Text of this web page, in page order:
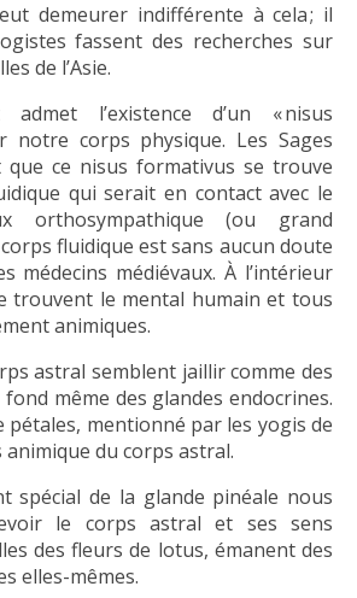
demeurer indifférente à cela ; il
fassent des recherches sur
de l’Asie.
admet l’existence d’un « nisus
notre corps physique. Les Sages
ce nisus formativus se trouve
qui serait en contact avec le
orthosympathique (ou grand
fluidique est sans aucun doute
médecins médiévaux. À l’intérieur
trouvent le mental humain et tous
animiques.
astral semblent jaillir comme des
même des glandes endocrines.
pétales, mentionné par les yogis de
animique du corps astral.
spécial de la glande pinéale nous
le corps astral et ses sens
des fleurs de lotus, émanent des
elles-mêmes.